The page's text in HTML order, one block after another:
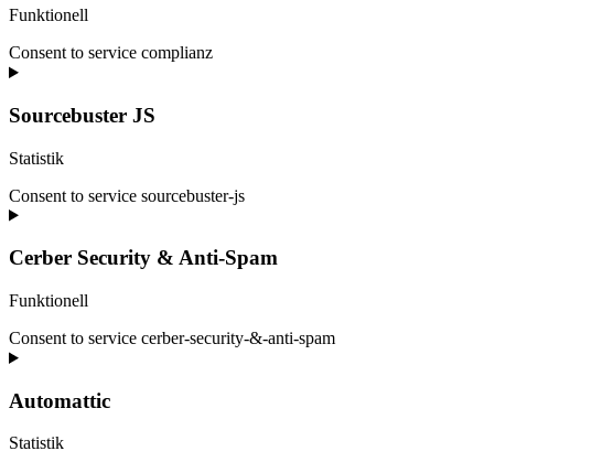
Funktionell
Consent to service complianz
Sourcebuster JS
Statistik
Consent to service sourcebuster-js
Cerber Security & Anti-Spam
Funktionell
Consent to service cerber-security-&-anti-spam
Automattic
Statistik